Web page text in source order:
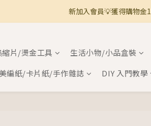
🚚 全館滿800免運 🚚
新加入會員💡獲得購物金
縮片/燙金工具 生活小物/小品盒裝
編紙/卡片紙/手作雜誌
DIY 入門教學